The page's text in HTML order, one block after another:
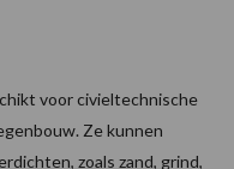
voor civieltechnische
Ze kunnen
zoals zand, grind,